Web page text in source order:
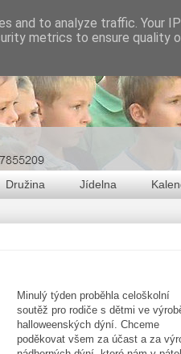
Družina Jídelna
Minulý týden proběhla celoškolní
soutěž pro rodiče s dětmi ve
halloweenských dýní. Chceme
poděkovat všem za účast a za
and to analyze traffic. Your
metrics to ensure quality